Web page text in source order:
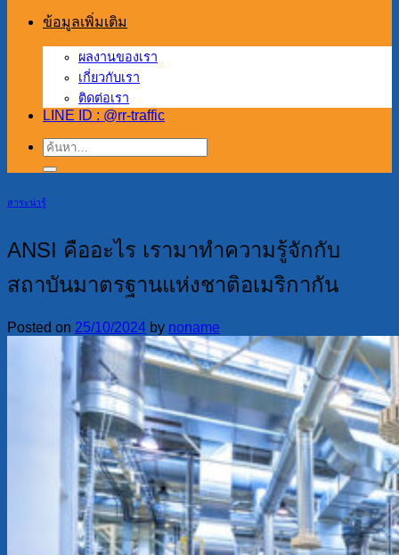
ข้อมูลเพิ่มเติม
ผลงานของเรา
เกี่ยวกับเรา
ติดต่อเรา
LINE ID : @rr-traffic
ค้นหา:
สาระน่ารู้
ANSI คืออะไร เรามาทำความรู้จักกับ
สถาบันมาตรฐานแห่งชาติอเมริกากัน
Posted on 25/10/2024 by noname